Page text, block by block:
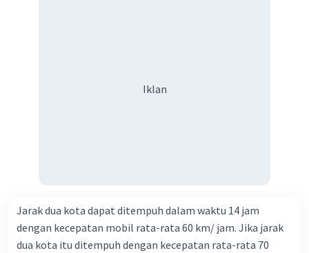
Iklan
Jarak dua kota dapat ditempuh dalam waktu 14 jam
dengan kecepatan mobil rata-rata 60 km/ jam. Jika jarak
dua kota itu ditempuh dengan kecepatan rata-rata 70